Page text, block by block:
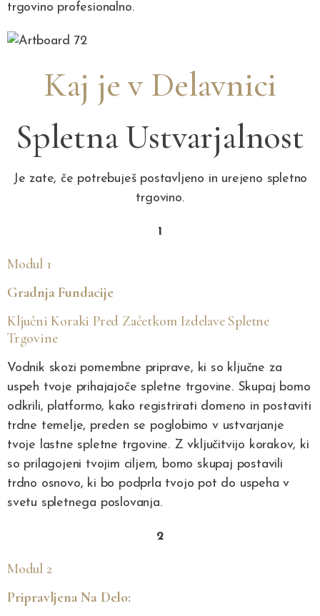
trgovino profesionalno.
Kaj je v Delavnici
Spletna Ustvarjalnost
Je zate, če potrebuješ postavljeno in urejeno spletno
trgovino.
1
Modul 1
Gradnja Fundacije
Ključni Koraki Pred Začetkom Izdelave Spletne
Trgovine
Vodnik skozi pomembne priprave, ki so ključne za
uspeh tvoje prihajajoče spletne trgovine. Skupaj bomo
odkrili, platformo, kako registrirati domeno in postaviti
trdne temelje, preden se poglobimo v ustvarjanje
tvoje lastne spletne trgovine. Z vključitvijo korakov, ki
so prilagojeni tvojim ciljem, bomo skupaj postavili
trdno osnovo, ki bo podprla tvojo pot do uspeha v
svetu spletnega poslovanja.
2
Modul 2
Pripravljena Na Delo: